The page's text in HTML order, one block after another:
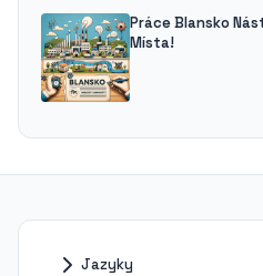
Práce Blansko
Místa!
Jazyky